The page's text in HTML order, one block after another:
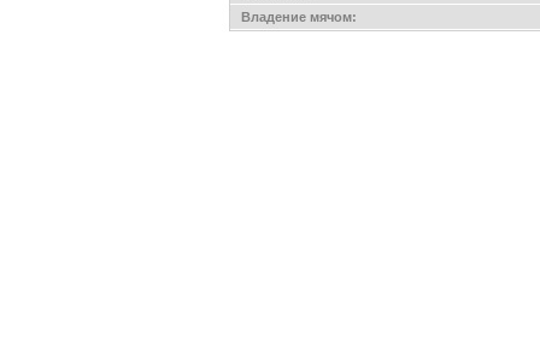
Владение мячом: